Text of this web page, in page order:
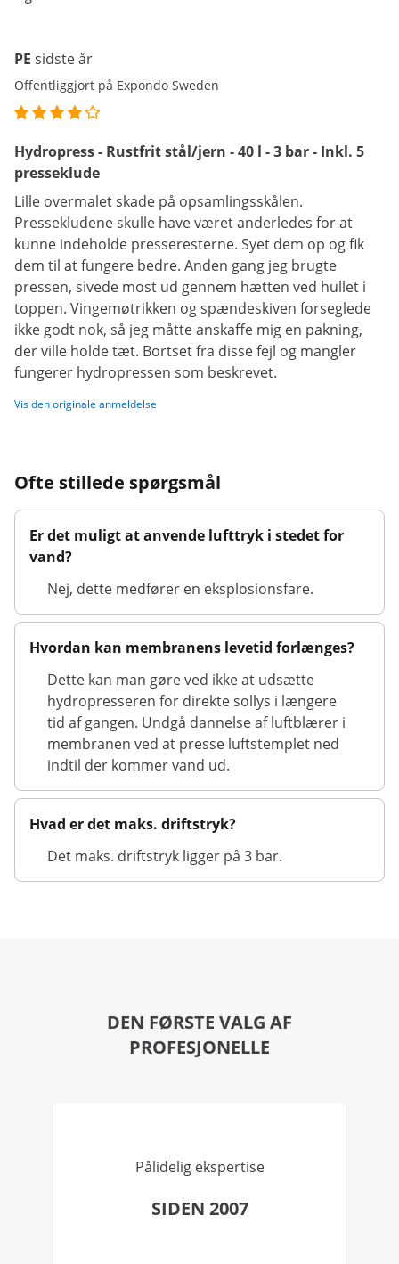
PE sidste år
Offentliggjort på Expondo Sweden
Hydropress - Rustfrit stål/jern - 40 l - 3 bar - Inkl. 5
presseklude
Lille overmalet skade på opsamlingsskålen.
Pressekludene skulle have været anderledes for at
kunne indeholde presseresterne. Syet dem op og fik
dem til at fungere bedre. Anden gang jeg brugte
pressen, sivede most ud gennem hætten ved hullet i
toppen. Vingemøtrikken og spændeskiven forseglede
ikke godt nok, så jeg måtte anskaffe mig en pakning,
der ville holde tæt. Bortset fra disse fejl og mangler
fungerer hydropressen som beskrevet.
Vis den originale anmeldelse
Ofte stillede spørgsmål
Er det muligt at anvende lufttryk i stedet for
vand?
Nej, dette medfører en eksplosionsfare.
Hvordan kan membranens levetid forlænges?
Dette kan man gøre ved ikke at udsætte
hydropresseren for direkte sollys i længere
tid af gangen. Undgå dannelse af luftblærer i
membranen ved at presse luftstemplet ned
indtil der kommer vand ud.
Hvad er det maks. driftstryk?
Det maks. driftstryk ligger på 3 bar.
DEN FØRSTE VALG AF
PROFESJONELLE
Pålidelig ekspertise
SIDEN 2007